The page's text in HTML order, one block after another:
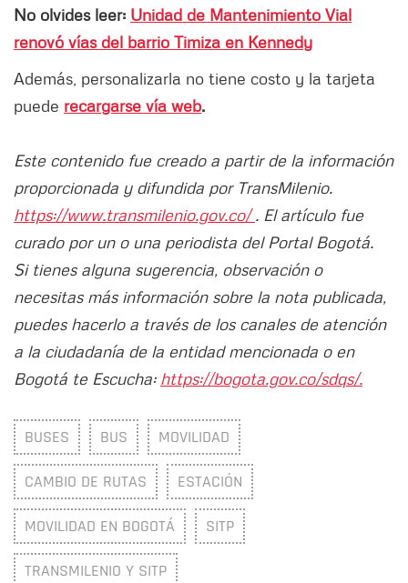
No olvides leer: Unidad de Mantenimiento Vial
renovó vías del barrio Timiza en Kennedy
Además, personalizarla no tiene costo y la tarjeta
puede recargarse vía web.
Este contenido fue creado a partir de la información
proporcionada y difundida por TransMilenio.
https://www.transmilenio.gov.co/. El artículo fue
curado por un o una periodista del Portal Bogotá.
Si tienes alguna sugerencia, observación o
necesitas más información sobre la nota publicada,
puedes hacerlo a través de los canales de atención
a la ciudadanía de la entidad mencionada o en
Bogotá te Escucha: https://bogota.gov.co/sdqs/.
BUSES BUS MOVILIDAD
CAMBIO DE RUTAS ESTACIÓN
MOVILIDAD EN BOGOTÁ SITP
TRANSMILENIO Y SITP